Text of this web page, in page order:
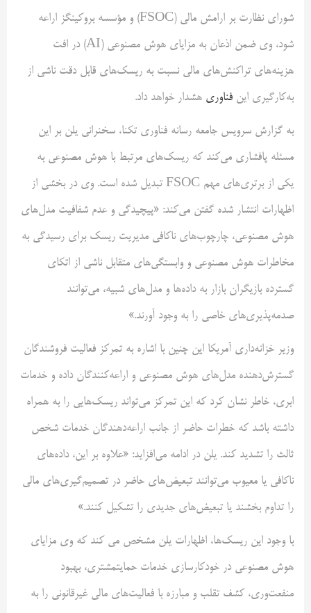
شورای نظارت بر ارامش مالی (FSOC) و مؤسسه بروکینگز اراعه
شود، وی ضمن اذعان به مزایای هوش مصنوعی (AI) در افت
هزینه‌های تراکنش‌های مالی نسبت به ریسک‌های قابل دقت ناشی از
به‌کارگیری این فناوری هشدار خواهد داد.
به گزارش سرویس جامعه رسانه فناوری تکنا، سخنرانی یلن بر این
مسئله پافشاری می‌کند که ریسک‌های مرتبط با هوش مصنوعی به
یکی از برتری‌های مهم FSOC تبدیل شده است. وی در بخشی از
اظهارات انتشار شده گفتن می‌کند: «پیچیدگی و عدم شفافیت مدل‌های
هوش مصنوعی، چارچوب‌های ناکافی مدیریت ریسک برای رسیدگی به
مخاطرات هوش مصنوعی و وابستگی‌های متقابل ناشی از اتکای
گسترده بازیگران بازار به داده‌ها و مدل‌های شبیه، می‌توانند
صدمه‌پذیری‌های خاصی را به وجود آورند.»
وزیر خزانه‌داری آمریکا این چنین با اشاره به تمرکز فعالیت فروشندگان
گسترش‌دهنده مدل‌های هوش مصنوعی و اراعه‌کنندگان داده و خدمات
ابری، خاطر نشان کرد که این تمرکز می‌تواند ریسک‌هایی را به همراه
داشته باشد که خطرات حاضر از جانب اراعه‌دهندگان خدمات شخص
ثالث را تشدید کند. یلن در ادامه می‌افزاید: «علاوه بر این، داده‌های
ناکافی یا معیوب می‌توانند تبعیض‌های حاضر در تصمیم‌گیری‌های مالی
را تداوم بخشند یا تبعیض‌های جدیدی را تشکیل کنند.»
با وجود این ریسک‌ها، اظهارات یلن مشخص می کند که وی مزایای
هوش مصنوعی در خودکارسازی خدمات حمایتمشتری، بهبود
منفعت‌وری، کشف تقلب و مبارزه با فعالیت‌های مالی غیرقانونی را به